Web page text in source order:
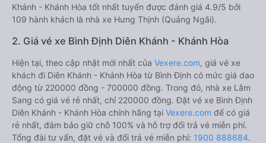
Khánh - Khánh Hòa tốt nhất tuyến được đánh giá 4.9/5 bởi
109 hành khách là nhà xe Hưng Thịnh (Quảng Ngãi).
2. Giá vé xe Bình Định Diên Khánh - Khánh Hòa
Hiện tại, theo cập nhật mới nhất của Vexere.com, giá vé xe
khách đi Diên Khánh - Khánh Hòa từ Bình Định có mức giá dao
động từ 220000 đồng - 700000 đồng. Trong đó, nhà xe Lâm
Sang có giá vé rẻ nhất, chỉ 220000 đồng. Đặt vé xe Bình Định
Diên Khánh - Khánh Hòa chính hãng tại Vexere.com để có giá
rẻ nhất, đảm bảo giữ chỗ 100% và hỗ trợ đổi trả vé miễn phí.
Tổng đài tư vấn, đặt vé và đổi trả vé miễn phí: 1900 888684.